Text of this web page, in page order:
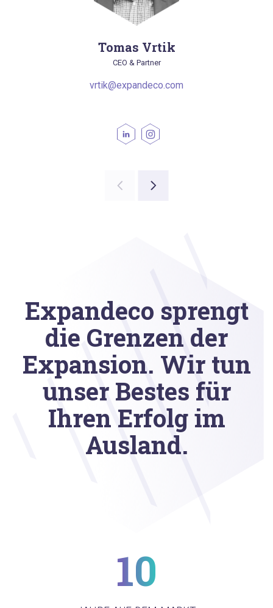
Tomas Vrtik
CEO & Partner
vrtik@expandeco.com
Expandeco sprengt
die Grenzen der
Expansion. Wir tun
unser Bestes für
Ihren Erfolg im
Ausland.
10